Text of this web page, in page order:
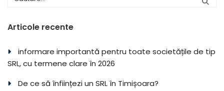
Articole recente
informare importantă pentru toate societățile de tip
SRL, cu termene clare în 2026
De ce să înființezi un SRL în Timișoara?